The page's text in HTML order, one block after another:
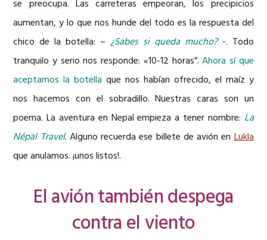
se preocupa. Las carreteras empeoran, los precipicios
aumentan, y lo que nos hunde del todo es la respuesta del
chico de la botella: – ¿Sabes si queda mucho?-. Todo
tranquilo y serio nos responde: «10-12 horas”.Ahora sí que
aceptamos la botella que nos habían ofrecido, el maíz y
nos hacemos con el sobradillo. Nuestras caras son un
poema. La aventura en Nepal empieza a tener nombre: La
Népal Travel.Alguno recuerda ese billete de avión enLukla
que anulamos. ¡unos listos!.
El avión también despega
contra el viento